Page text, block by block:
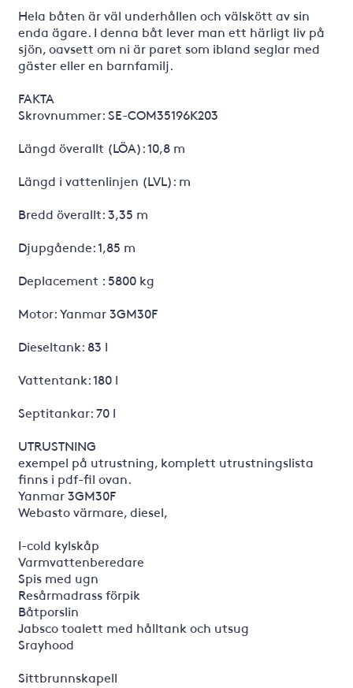
Hela båten är väl underhållen och välskött av sin
enda ägare. I denna båt lever man ett härligt liv på
sjön, oavsett om ni är paret som ibland seglar med
gäster eller en barnfamilj.
FAKTA
Skrovnummer: SE-COM35196K203
Längd överallt (LÖA): 10,8 m
Längd i vattenlinjen (LVL): m
Bredd överallt: 3,35 m
Djupgående: 1,85 m
Deplacement : 5800 kg
Motor: Yanmar 3GM30F
Dieseltank: 83 l
Vattentank: 180 l
Septitankar: 70 l
UTRUSTNING
exempel på utrustning, komplett utrustningslista
finns i pdf-fil ovan.
Yanmar 3GM30F
Webasto värmare, diesel,
I-cold kylskåp
Varmvattenberedare
Spis med ugn
Resårmadrass förpik
Båtporslin
Jabsco toalett med hålltank och utsug
Srayhood
Sittbrunnskapell